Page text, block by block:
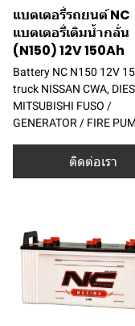
แบตเตอรี่รถยนต์ NC
แบตเตอรี่เติมน้ำกลั่น
(N150) 12V 150Ah
Battery NC N150 12V
truck NISSAN CWA,
MITSUBISHI FUSO /
GENERATOR / FIRE
ติดต่อเรา